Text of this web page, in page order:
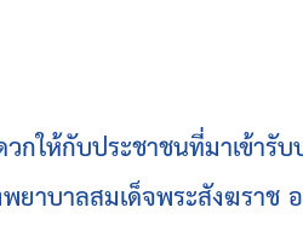
วนราชการ
กให้กับประชาชนที่มาเข้า
ยาบาลสมเด็จพระสังฆราช